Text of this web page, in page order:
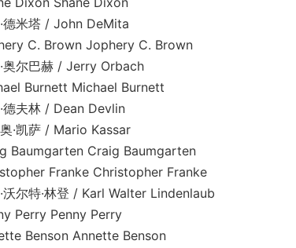
/ John DeMita
Jophery C. Brown
赫 / Jerry Orbach
Michael Burnett
林 / Dean Devlin
凯萨 / Mario Kassar
Craig Baumgarten
Franke Christopher Franke
特·林登 / Karl Walter Lindenlaub
Penny Perry
Annette Benson